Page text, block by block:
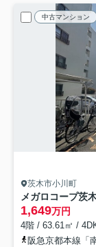
中古マンション
茨木市小川町
メガロコープ茨
1,649万円
4階 / 63.61㎡ /
阪急京都本線「